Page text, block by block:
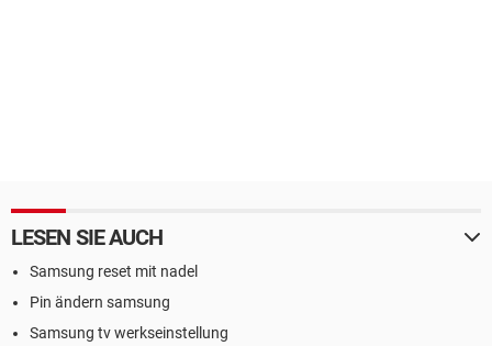
LESEN SIE AUCH
Samsung reset mit nadel
Pin ändern samsung
Samsung tv werkseinstellung